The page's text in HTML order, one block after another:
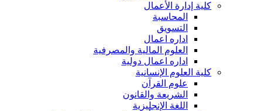
كلية إدارة الأعمال
المحاسبة
التسويق
اداره اعمال
العلوم المالية والمصرفية
اداره اعمال دولية
كلية العلوم الإنسانية
علوم القرآن
الشريعة والقانون
اللغة الإنجليزية